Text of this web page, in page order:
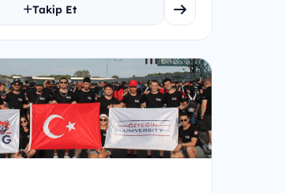
Takip Et